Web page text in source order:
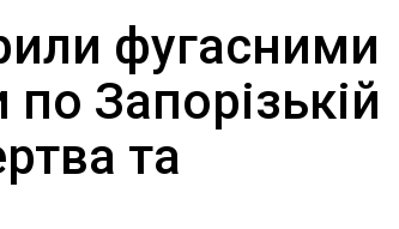
фугасними
Запорізькій
та